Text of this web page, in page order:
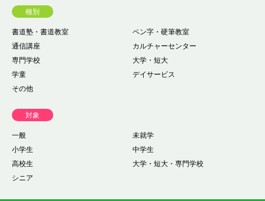
種別
書道塾・書道教室
ペン字・硬筆教室
通信講座
カルチャーセンター
専門学校
大学・短大
学童
デイサービス
その他
対象
一般
未就学
小学生
中学生
高校生
大学・短大・専門学校
シニア